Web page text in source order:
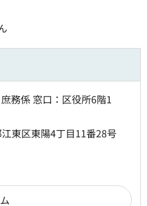
務係 窓口：区役所6階1
東区東陽4丁目11番28号